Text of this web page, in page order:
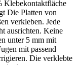
Klebekontaktfläche
Die Platten von
verkleben. Jede
ausrichten. Keine
unter 5 mm mit
mit passend
Die verklebte